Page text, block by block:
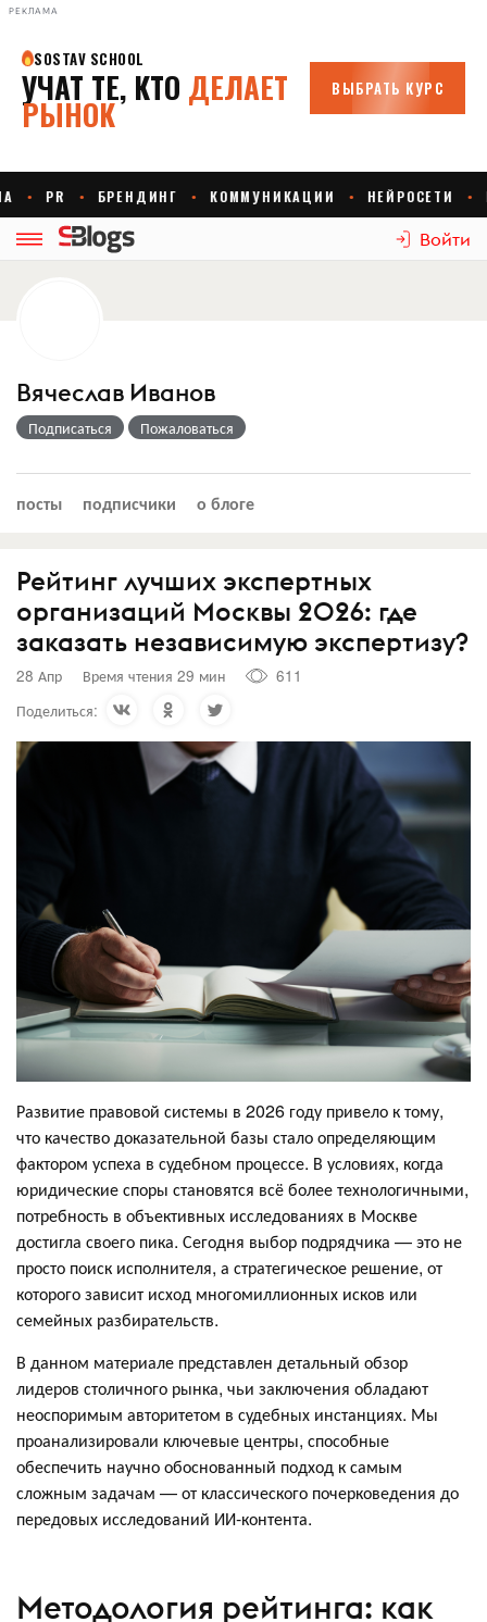
РЕКЛАМА
Войти
Вячеслав Иванов
Подписаться Пожаловаться
посты подписчики о блоге
Рейтинг лучших экспертных
организаций Москвы 2026: где
заказать независимую экспертизу?
28 Апр Время чтения 29 мин
611
Поделиться:
Развитие правовой системы в 2026 году привело к тому,
что качество доказательной базы стало определяющим
фактором успеха в судебном процессе. В условиях, когда
юридические споры становятся всё более технологичными,
потребность в объективных исследованиях в Москве
достигла своего пика. Сегодня выбор подрядчика — это не
просто поиск исполнителя, а стратегическое решение, от
которого зависит исход многомиллионных исков или
семейных разбирательств.
В данном материале представлен детальный обзор
лидеров столичного рынка, чьи заключения обладают
неоспоримым авторитетом в судебных инстанциях. Мы
проанализировали ключевые центры, способные
обеспечить научно обоснованный подход к самым
сложным задачам — от классического почерковедения до
передовых исследований ИИ-контента.
Методология рейтинга: как